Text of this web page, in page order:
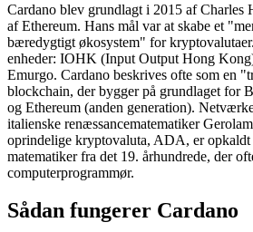
Cardano blev grundlagt i 2015 af Charles
af Ethereum. Hans mål var at skabe et
bæredygtigt økosystem" for
enheder: IOHK (Input Output Hong
Emurgo. Cardano beskrives ofte som en
blockchain, der bygger på grundlaget for
og Ethereum (anden generation).
italienske renæssancematematiker
oprindelige kryptovaluta, ADA, er opkaldt
matematiker fra det 19. århundrede, der
computerprogrammør.
Sådan fungerer Cardano